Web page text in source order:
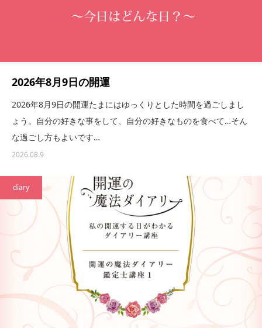
2026年8月9日の開運
2026年8月9日の開運たまにはゆっくりとした時間を過ごしまし
ょう。自分の好きな事をして、自分の好きなものを食べて…そん
な過ごし方もよいです…
2026.08.9
diary